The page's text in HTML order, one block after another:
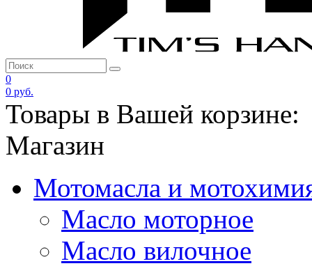
0
0 руб.
Товары в Вашей корзине:
Магазин
Мотомасла и
Масло моторное
Масло вилочное